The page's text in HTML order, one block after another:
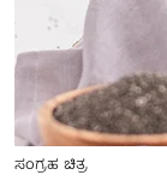
ಸಂಗ್ರಹ ಚಿತ್ರ